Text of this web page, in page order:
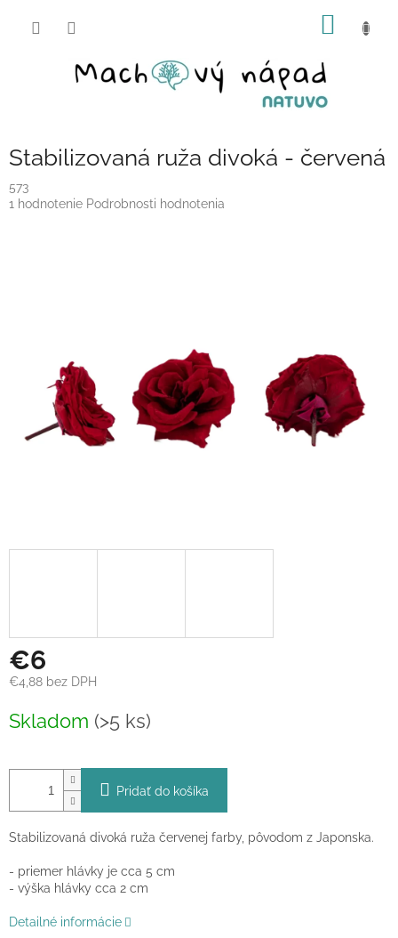
Stabilizovaná ruža divoká - červená
573
Priemerné
1 hodnotenie Podrobnosti hodnotenia
€6
€4,88 bez DPH
cena:
Skladom (>5 ks)
Pridať do košíka
Stabilizovaná divoká ruža červenej farby, pôvodom z Japonska.
- priemer hlávky je cca 5 cm
- výška hlávky cca 2 cm
Detailné informácie